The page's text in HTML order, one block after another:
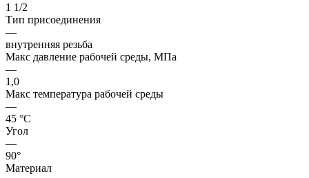
1 1/2
Тип присоединения
—
внутренняя резьба
Макс давление рабочей среды, МПа
—
1,0
Макс температура рабочей среды
—
45 °С
Угол
—
90°
Материал